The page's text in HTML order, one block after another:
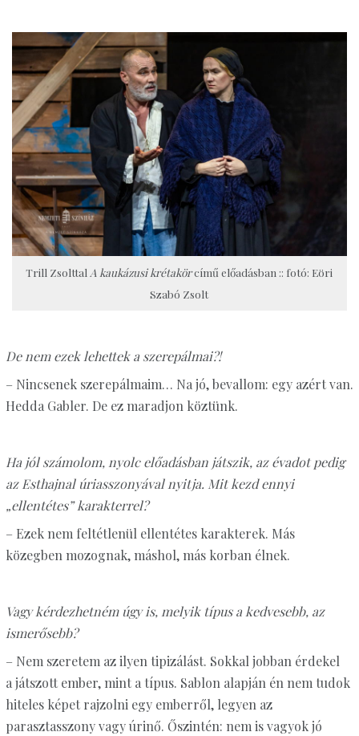
Trill Zsolttal A kaukázusi krétakörcímű előadásban :: fotó: Eöri
Szabó Zsolt
De nem ezek lehettek a szerepálmai?!
– Nincsenek szerepálmaim… Na jó, bevallom: egy azért van.
Hedda Gabler. De ez maradjon köztünk.
Ha jól számolom, nyolc előadásban játszik, az évadot pedig
az Esthajnal úriasszonyával nyitja. Mit kezd ennyi
„ellentétes” karakterrel?
– Ezek nem feltétlenül ellentétes karakterek. Más
közegben mozognak, máshol, más korban élnek.
Vagy kérdezhetném úgy is, melyik típus a kedvesebb, az
ismerősebb?
– Nem szeretem az ilyen tipizálást. Sokkal jobban érdekel
a játszott ember, mint a típus. Sablon alapján én nem tudok
hiteles képet rajzolni egy emberről, legyen az
parasztasszony vagy úrinő. Őszintén: nem is vagyok jó